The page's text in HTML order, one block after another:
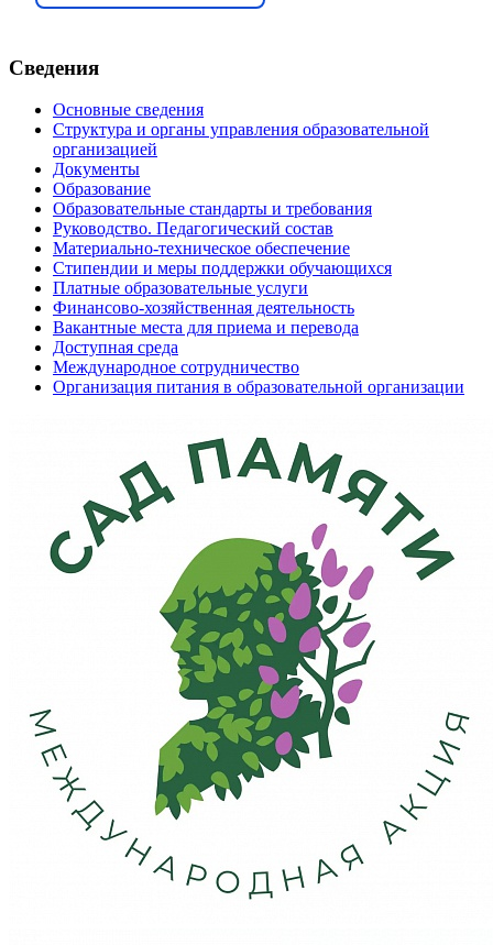
Сведения
Основные сведения
Структура и органы управления образовательной
организацией
Документы
Образование
Образовательные стандарты и требования
Руководство. Педагогический состав
Материально-техническое обеспечение
Стипендии и меры поддержки обучающихся
Платные образовательные услуги
Финансово-хозяйственная деятельность
Вакантные места для приема и перевода
Доступная среда
Международное сотрудничество
Организация питания в образовательной организации